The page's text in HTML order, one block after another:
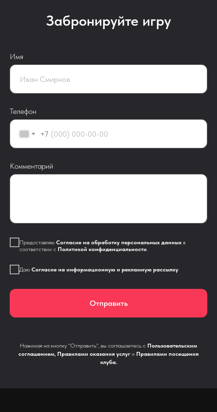
Забронируйте игру
Имя
Телефон
+7
Комментарий
Предоставляю Согласие на обработку персональных данных в
соответствии с Политикой конфиденциальности
Даю Согласие на информационную и рекламную рассылку
Отправить
Нажимая на кнопку "Отправить", вы соглашаетесь с Пользовательским
соглашением, Правилами оказания услуг и Правилами посещения
клуба.